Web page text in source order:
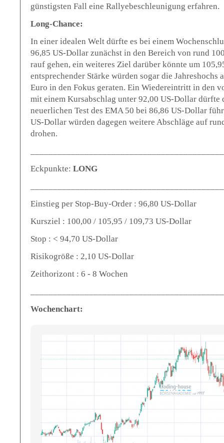
günstigsten Fall eine Rallyebeschleunigung erfahren.
Long-Chance:
In einer idealen Welt dürfte es bei einem
96,85 US-Dollar zunächst in den Bereich von rund
rauf gehen, ein weiteres Ziel darüber könnte um
entsprechender Stärke würden sogar die Jahreshochs
Euro in den Fokus geraten. Ein Wiedereintritt in den
mit einem Kursabschlag unter 92,00 US-Dollar dürfte
neuerlichen Test des EMA 50 bei 86,86 US-Dollar
US-Dollar würden dagegen weitere Abschläge auf
drohen.
Eckpunkte: LONG
Einstieg per Stop-Buy-Order : 96,80 US-Dollar
Kursziel : 100,00 / 105,95 / 109,73 US-Dollar
Stop : < 94,70 US-Dollar
Risikogröße : 2,10 US-Dollar
Zeithorizont : 6 - 8 Wochen
Wochenchart: